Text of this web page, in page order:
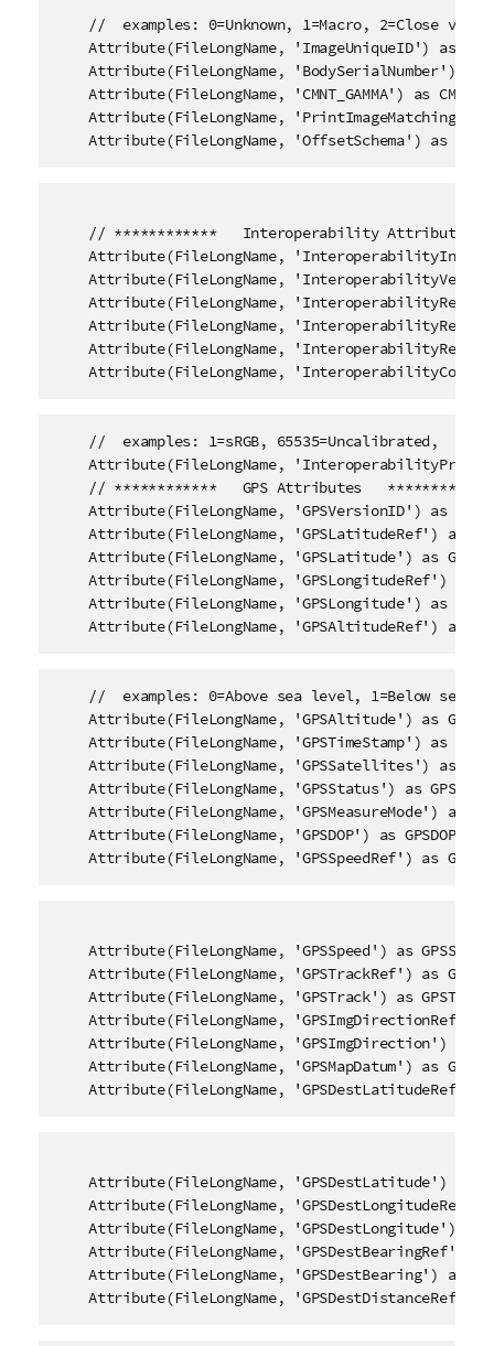
//  examples: 0=Unknown, 1=Macro, 2=Close
Attribute(FileLongName, 'ImageUniqueID') as
Attribute(FileLongName, 'BodySerialNumber') as
Attribute(FileLongName, 'CMNT_GAMMA') as
Attribute(FileLongName, 'PrintImageMatching')
Attribute(FileLongName, 'OffsetSchema') as
// ************   Interoperability Attributes
Attribute(FileLongName,
Attribute(FileLongName,
Attribute(FileLongName,
Attribute(FileLongName,
Attribute(FileLongName,
Attribute(FileLongName,
    //  examples: 1=sRGB, 65535=Uncalibrated,
Attribute(FileLongName,
    // ************   GPS Attributes   ************
Attribute(FileLongName, 'GPSVersionID') as
Attribute(FileLongName, 'GPSLatitudeRef') as
Attribute(FileLongName, 'GPSLatitude') as
Attribute(FileLongName, 'GPSLongitudeRef') as
Attribute(FileLongName, 'GPSLongitude') as
Attribute(FileLongName, 'GPSAltitudeRef') as
//  examples: 0=Above sea level, 1=Below sea
Attribute(FileLongName, 'GPSAltitude') as
Attribute(FileLongName, 'GPSTimeStamp') as
Attribute(FileLongName, 'GPSSatellites') as
Attribute(FileLongName, 'GPSStatus') as
Attribute(FileLongName, 'GPSMeasureMode') as
    Attribute(FileLongName, 'GPSDOP') as GPSDOP,
Attribute(FileLongName, 'GPSSpeedRef') as
Attribute(FileLongName, 'GPSSpeed') as
Attribute(FileLongName, 'GPSTrackRef') as
Attribute(FileLongName, 'GPSTrack') as
Attribute(FileLongName, 'GPSImgDirectionRef')
Attribute(FileLongName, 'GPSImgDirection') as
Attribute(FileLongName, 'GPSMapDatum') as
Attribute(FileLongName, 'GPSDestLatitudeRef')
Attribute(FileLongName, 'GPSDestLatitude') as
Attribute(FileLongName, 'GPSDestLongitudeRef')
Attribute(FileLongName, 'GPSDestLongitude') as
Attribute(FileLongName, 'GPSDestBearingRef')
Attribute(FileLongName, 'GPSDestBearing') as
Attribute(FileLongName, 'GPSDestDistanceRef')